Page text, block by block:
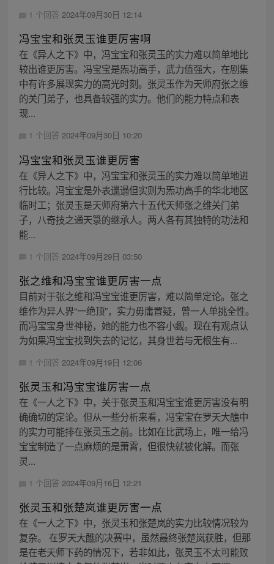
1 个回答 2024年09月30日 12:14
冯宝宝和张灵玉谁更厉害啊
在《异人之下》中，冯宝宝和张灵玉的实力难以简单地比
较出谁更厉害。冯宝宝是炁功高手，武力值强大，在剧集
中有许多展现实力的高光时刻。张灵玉作为天师府张之维
的关门弟子，也具备较强的实力。他们的能力特点和表
现...
1 个回答 2024年09月30日 10:20
冯宝宝和张灵玉谁更厉害
在《异人之下》中，冯宝宝和张灵玉的实力难以简单地进
行比较。冯宝宝是外表邋遢但实则为炁功高手的华北地区
临时工；张灵玉是天师府第六十五代天师张之维关门弟
子，八奇技之通天箓的继承人。两人各有其独特的功法和
能...
1 个回答 2024年09月29日 03:50
张之维和冯宝宝谁更厉害一点
目前对于张之维和冯宝宝谁更厉害，难以简单定论。张之
维作为异人界“一绝顶”，实力毋庸置疑，曾一人单挑全性。
而冯宝宝身世神秘，她的能力也不容小觑。现在有观点认
为如果冯宝宝找到失去的记忆，其身世若与无根生有...
1 个回答 2024年09月19日 12:06
张灵玉和冯宝宝谁厉害一点
在《一人之下》中，关于张灵玉和冯宝宝谁更厉害没有明
确确切的定论。但从一些分析来看，冯宝宝在罗天大醮中
的实力可能排在张灵玉之前。比如在比武场上，唯一给冯
宝宝制造了一点麻烦的是萧霄，但很快就被化解。而张
灵...
1 个回答 2024年09月16日 12:21
张灵玉和张楚岚谁更厉害一点
在《一人之下》中，张灵玉和张楚岚的实力比较情况较为
复杂。 在罗天大醮的决赛中，虽然最终张楚岚获胜，但那
是在老天师下药的情况下，若非如此，张灵玉不太可能败